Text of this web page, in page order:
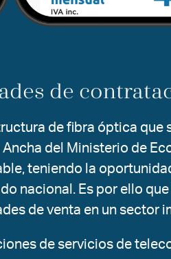
de
de fibra óptica que
del Ministerio de
teniendo la
nacional. Es por ello
de venta en un sector
de servicios de